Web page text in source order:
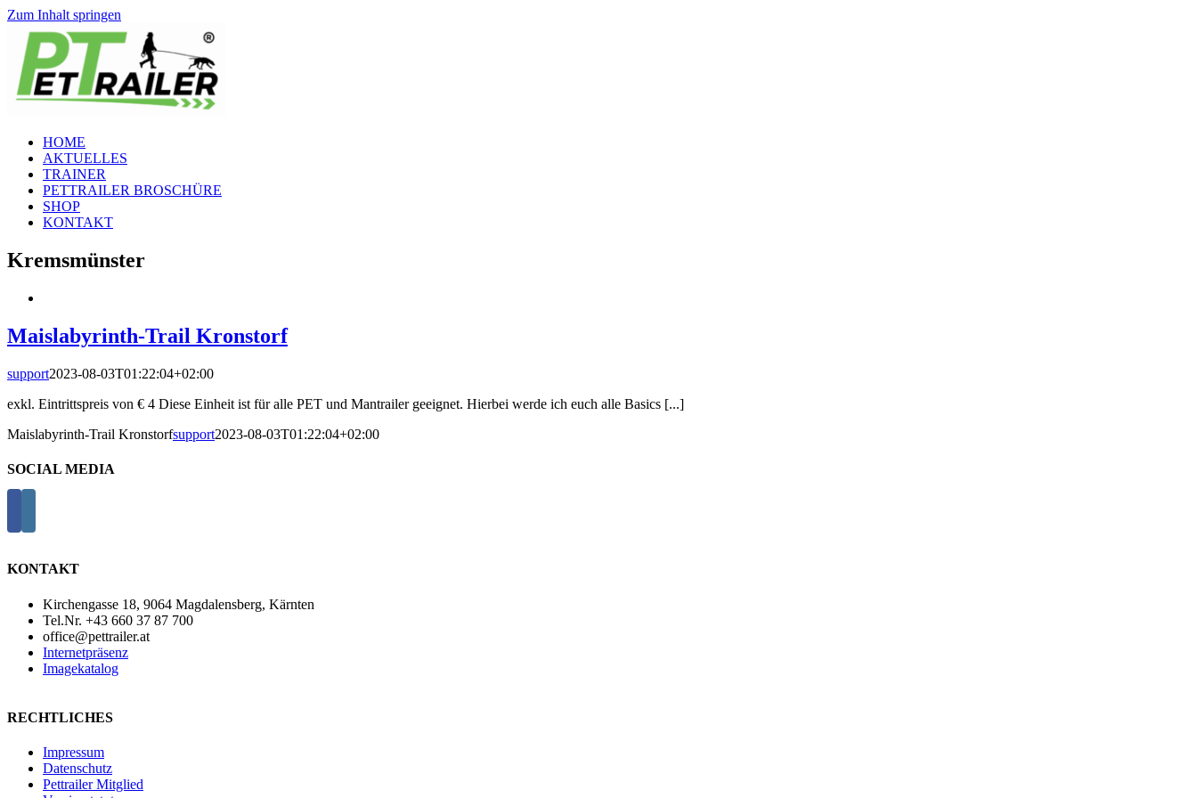
Zum Inhalt springen
HOME
AKTUELLES
TRAINER
PETTRAILER BROSCHÜRE
SHOP
KONTAKT
Kremsmünster
Maislabyrinth-Trail Kronstorf
support2023-08-03T01:22:04+02:00
exkl. Eintrittspreis von € 4 Diese Einheit ist für alle PET und Mantrailer geeignet. Hierbei werde ich euch alle Basics [...]
Maislabyrinth-Trail Kronstorfsupport2023-08-03T01:22:04+02:00
SOCIAL MEDIA
KONTAKT
Kirchengasse 18, 9064 Magdalensberg, Kärnten
Tel.Nr. +43 660 37 87 700
office@pettrailer.at
Internetpräsenz
Imagekatalog
RECHTLICHES
Impressum
Datenschutz
Pettrailer Mitglied